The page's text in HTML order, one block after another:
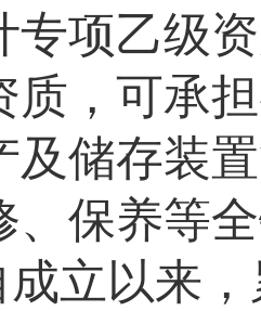
专项乙级
， 可承
及储存装
、保养等
立以来